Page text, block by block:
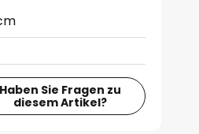
Haben Sie Fragen zu
diesem Artikel?